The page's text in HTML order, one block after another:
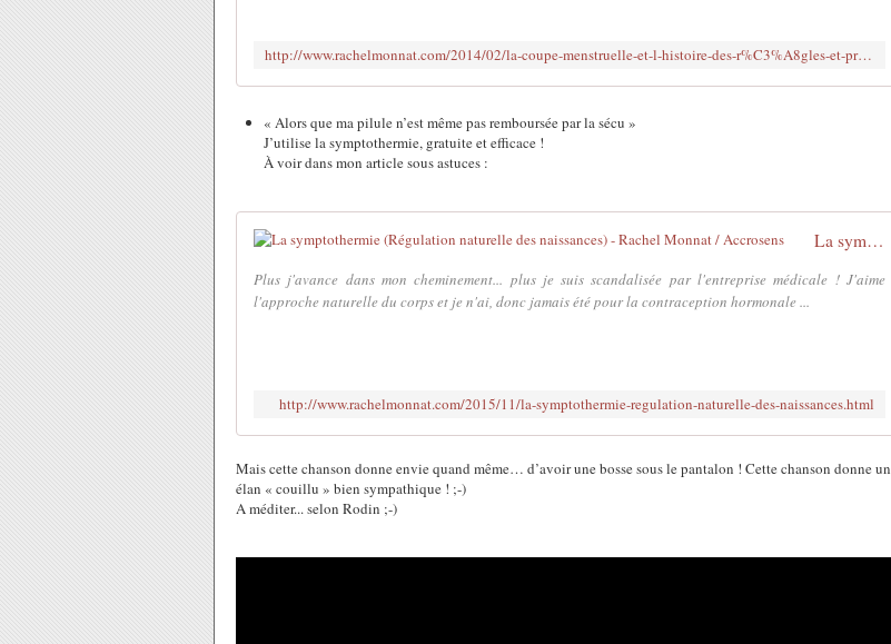
http://www.rachelmonnat.com/2014/02/la-coupe-menstruelle-et-l-histoire-des-r%C3%A8gles-et-protections.html
« Alors que ma pilule n’est même pas remboursée par la sécu »
J’utilise la symptothermie, gratuite et efficace !
À voir dans mon article sous astuces :
La symptothermie (Régulation naturelle des naissances) - Rachel Monnat / Accrosens
Plus j'avance dans mon cheminement... plus je suis scandalisée par l'entreprise médicale ! J'aime
l'approche naturelle du corps et je n'ai, donc jamais été pour la contraception hormonale ...
http://www.rachelmonnat.com/2015/11/la-symptothermie-regulation-naturelle-des-naissances.html
Mais cette chanson donne envie quand même… d’avoir une bosse sous le pantalon ! Cette chanson donne un
élan « couillu » bien sympathique ! ;-)
A méditer... selon Rodin ;-)